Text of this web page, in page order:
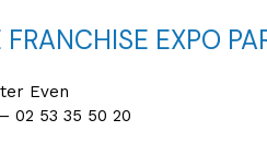
EXPO
Even
– 02 53 35 50 20